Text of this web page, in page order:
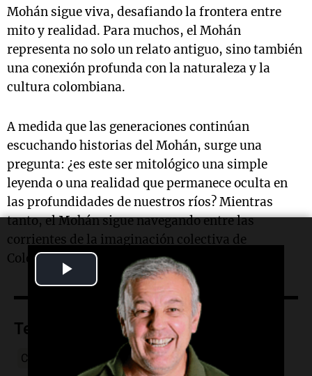
Video
Mohán sigue viva, desafiando la frontera entre
mito y realidad. Para muchos, el Mohán
representa no solo un relato antiguo, sino también
una conexión profunda con la naturaleza y la
cultura colombiana.
A medida que las generaciones continúan
escuchando historias del Mohán, surge una
pregunta: ¿es este ser mitológico una simple
leyenda o una realidad que permanece oculta en
las profundidades de nuestros ríos? Mientras
tanto, el Mohán sigue navegando entre las
corrientes de la imaginación colectiva de
Colombia.
Temas
Colombia Mohán Amazonas